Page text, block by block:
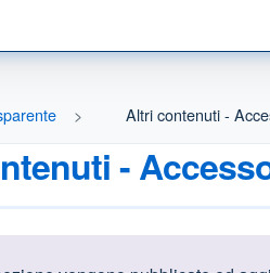
Altri contenuti -
-